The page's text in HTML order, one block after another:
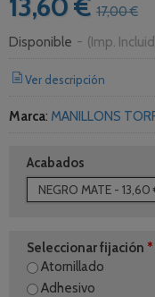
13,60 € 17,00 €
Disponible - (Imp.
Ver descripción
Marca: MANILLONS
Acabados
Seleccionar fijación *
Atornillado
Adhesivo